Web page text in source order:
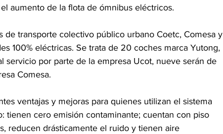
aumento de la flota de ómnibus eléctricos.
de transporte colectivo público urbano Coetc, Comesa y
100% eléctricas. Se trata de 20 coches marca Yutong,
servicio por parte de la empresa Ucot, nueve serán de
Comesa.
ventajas y mejoras para quienes utilizan el sistema
tienen cero emisión contaminante; cuentan con piso
reducen drásticamente el ruido y tienen aire